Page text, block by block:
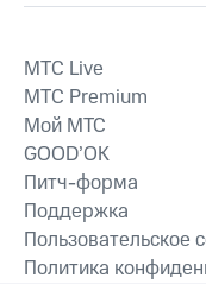
MTС Live
MTС Premium
Мой МТС
GOOD’OK
Питч-форма
Поддержка
Пользовательское
Политика